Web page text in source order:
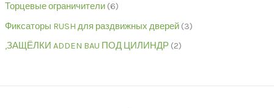
Торцевые ограничители 6
Фиксаторы RUSH для раздвижных дверей 3
,ЗАЩЁЛКИ ADDEN BAU ПОД ЦИЛИНДР 2